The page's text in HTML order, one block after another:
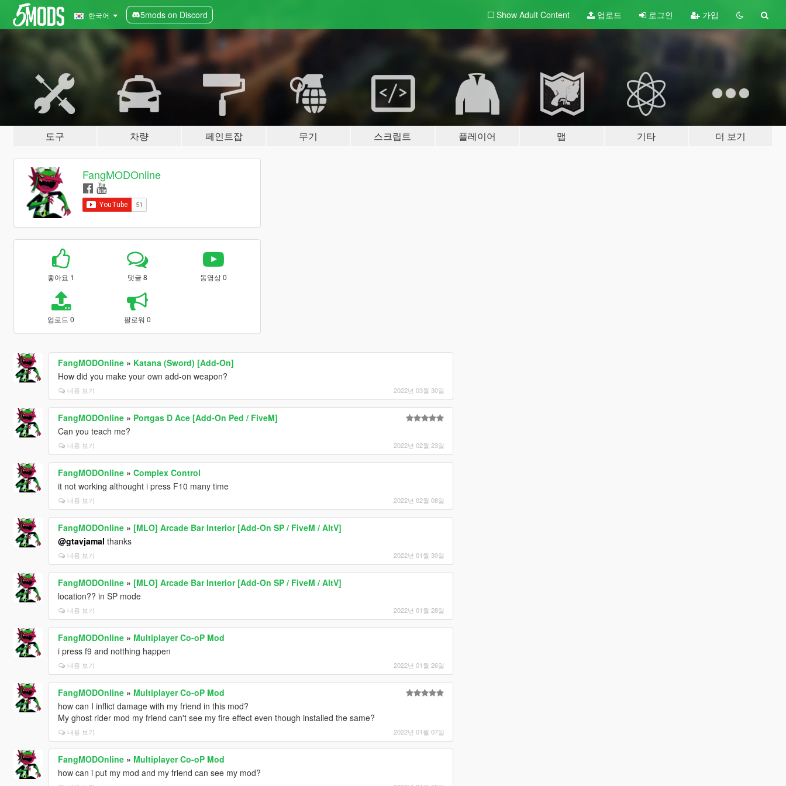
한국어 5mods on Discord Show Adult Content 업로드 로그인 가입
도구 차량 페인트잡 무기 스크립트 플레이어 맵 기타 더 보기
FangMODOnline
좋아요 1 댓글 8 동영상 0
업로드 0 팔로워 0
FangMODOnline» Katana (Sword) [Add-On]
How did you make your own add-on weapon?
내용 보기 2022년 03월 30일
FangMODOnline» Portgas D Ace [Add-On Ped / FiveM]
Can you teach me?
내용 보기 2022년 02월 23일
FangMODOnline» Complex Control
it not working althought i press F10 many time
내용 보기 2022년 02월 08일
FangMODOnline» [MLO] Arcade Bar Interior [Add-On SP / FiveM / AltV]
@gtavjamal thanks
내용 보기 2022년 01월 30일
FangMODOnline» [MLO] Arcade Bar Interior [Add-On SP / FiveM / AltV]
location?? in SP mode
내용 보기 2022년 01월 28일
FangMODOnline» Multiplayer Co-oP Mod
i press f9 and notthing happen
내용 보기 2022년 01월 26일
FangMODOnline» Multiplayer Co-oP Mod
how can I inflict damage with my friend in this mod?
My ghost rider mod my friend can't see my fire effect even though installed the same?
내용 보기 2022년 01월 07일
FangMODOnline» Multiplayer Co-oP Mod
how can i put my mod and my friend can see my mod?